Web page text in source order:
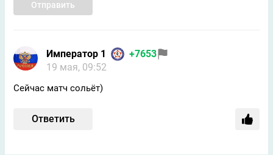
Отправить
Император 1
+7653
19 мая, 09:52
Сейчас матч сольёт)
Ответить